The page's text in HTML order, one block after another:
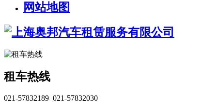
网站地图
租车热线
021-57832189 021-57832030